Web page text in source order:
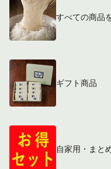
すべての商品
ギフト商品
自家用・まと